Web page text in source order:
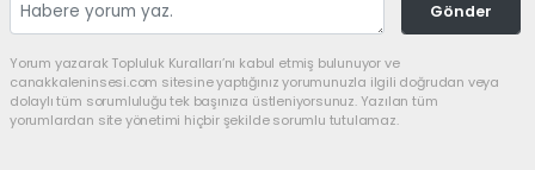
Gönder
Yorum yazarak Topluluk Kuralları’nı kabul etmiş bulunuyor ve
canakkaleninsesi.com sitesine yaptığınız yorumunuzla ilgili doğrudan veya
dolaylı tüm sorumluluğu tek başınıza üstleniyorsunuz. Yazılan tüm
yorumlardan site yönetimi hiçbir şekilde sorumlu tutulamaz.